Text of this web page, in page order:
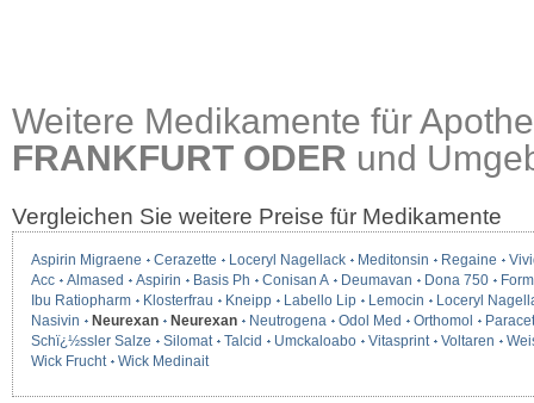
Weitere Medikamente für
FRANKFURT ODER und
Vergleichen Sie weitere Preise für Medikamente
Aspirin Migraene Cerazette Loceryl Nagellack Meditonsin Regaine
Acc
Almased Aspirin Basis Ph Conisan A Deumavan Dona 750
Ibu Ratiopharm
Klosterfrau Kneipp Labello Lip Lemocin
Loceryl
Nasivin
Neurexan Neurexan Neutrogena Odol Med Orthomol
Schï¿½ssler Salze
Silomat Talcid Umckaloabo Vitasprint Voltaren
Wick Frucht
Wick Medinait